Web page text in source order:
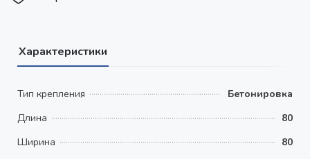
Характеристики
Тип крепления
Бетонировка
Длина
80
Ширина
80